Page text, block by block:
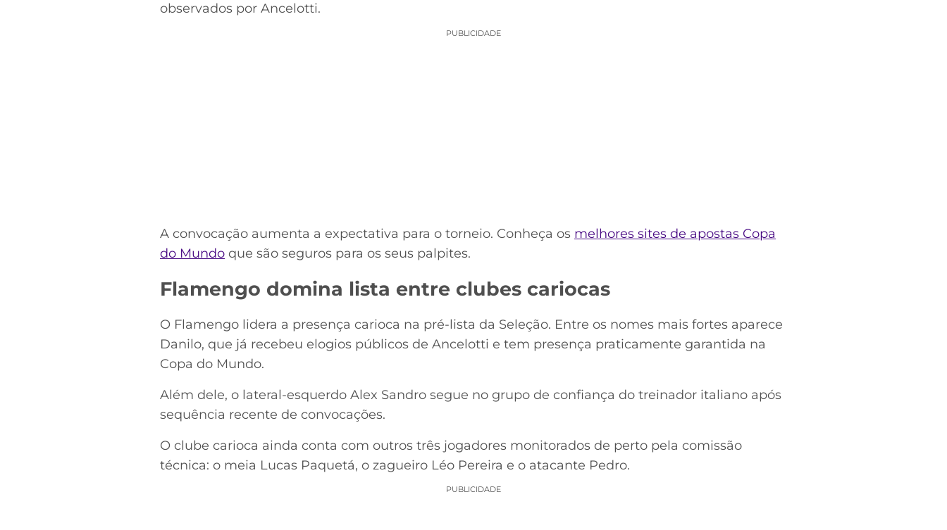
observados por Ancelotti.
PUBLICIDADE
A convocação aumenta a expectativa para o torneio. Conheça os melhores sites de apostas Copa
do Mundo que são seguros para os seus palpites.
Flamengo domina lista entre clubes cariocas
O Flamengo lidera a presença carioca na pré-lista da Seleção. Entre os nomes mais fortes aparece
Danilo, que já recebeu elogios públicos de Ancelotti e tem presença praticamente garantida na
Copa do Mundo.
Além dele, o lateral-esquerdo Alex Sandro segue no grupo de confiança do treinador italiano após
sequência recente de convocações.
O clube carioca ainda conta com outros três jogadores monitorados de perto pela comissão
técnica: o meia Lucas Paquetá, o zagueiro Léo Pereira e o atacante Pedro.
PUBLICIDADE